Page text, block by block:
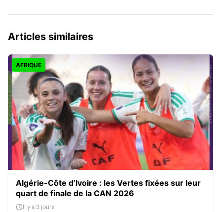
Articles similaires
AFRIQUE
Algérie-Côte d’Ivoire : les Vertes fixées sur leur
quart de finale de la CAN 2026
Il y a 3 jours